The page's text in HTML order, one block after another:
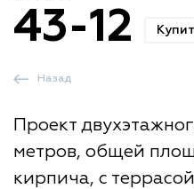
43-12
Проект
метров, общей
кирпича, с
Назад